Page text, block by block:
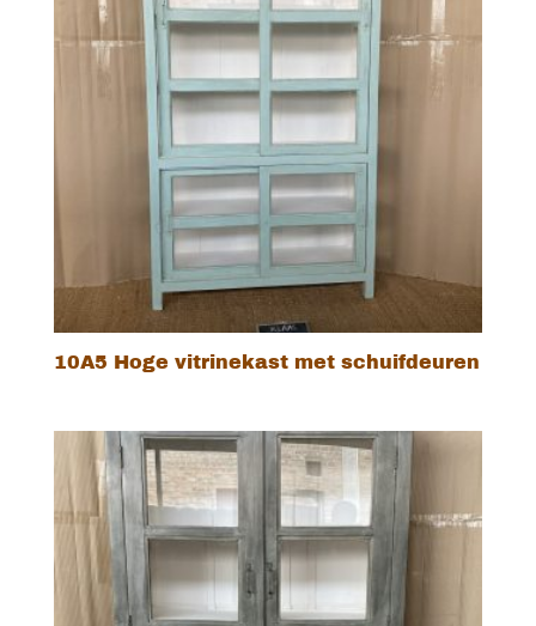
10A5 Hoge vitrinekast met schuifdeuren